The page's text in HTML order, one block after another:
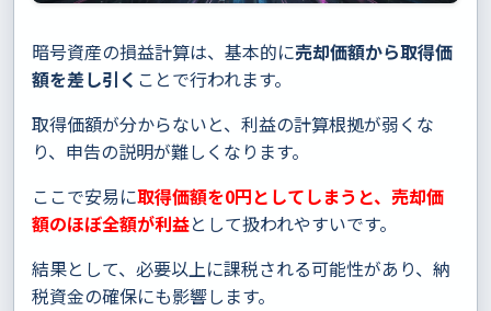
暗号資産の損益計算は、基本的に売却価額から取得価
額を差し引く ことで行われます。
取得価額が分からないと、利益の計算根拠が弱くな
り、申告の説明が難しくなります。
ここで安易に取得価額を0円としてしまうと、売却価
額のほぼ全額が利益として扱われやすいです。
結果として、必要以上に課税される可能性があり、納
税資金の確保にも影響します。